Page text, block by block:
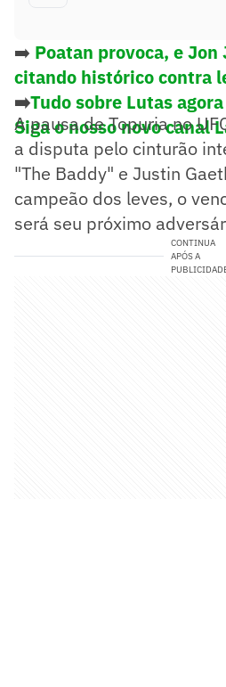
➡️ Poatan provoca, e Jon
citando histórico contra
➡️Tudo sobre Lutas
Siga o nosso novo canal
A pausa de Topuria no
a disputa pelo cinturão
"The Baddy" e Justin
campeão dos leves, o
será seu próximo
CONTINUA
APÓS A